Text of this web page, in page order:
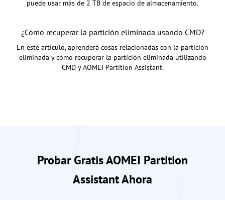
puede usar más de 2 TB de espacio de almacenamiento.
¿Cómo recuperar la partición eliminada usando CMD?
En este artículo, aprenderá cosas relacionadas con la partición
eliminada y cómo recuperar la partición eliminada utilizando
CMD y AOMEI Partition Assistant.
Probar Gratis AOMEI Partition
Assistant Ahora